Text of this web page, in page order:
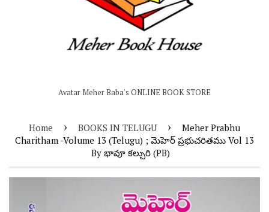
Avatar Meher Baba's ONLINE BOOK STORE
Home › BOOKS IN TELUGU ›
Meher Prabhu
Charitham -Volume 13 (Telugu) ; మెహెర్ ప్రభుచరితము Vol 13
By భావూ కల్చురి (PB)